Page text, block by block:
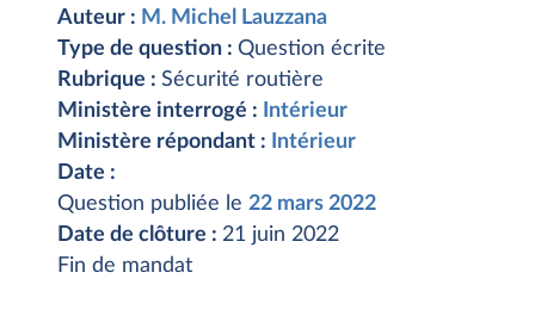
Auteur : M. Michel Lauzzana
Type de question : Question écrite
Rubrique : Sécurité routière
Ministère interrogé :
Intérieur
Ministère répondant :
Intérieur
Date :
Question publiée le 22 mars 2022
Date de clôture : 21 juin 2022
Fin de mandat